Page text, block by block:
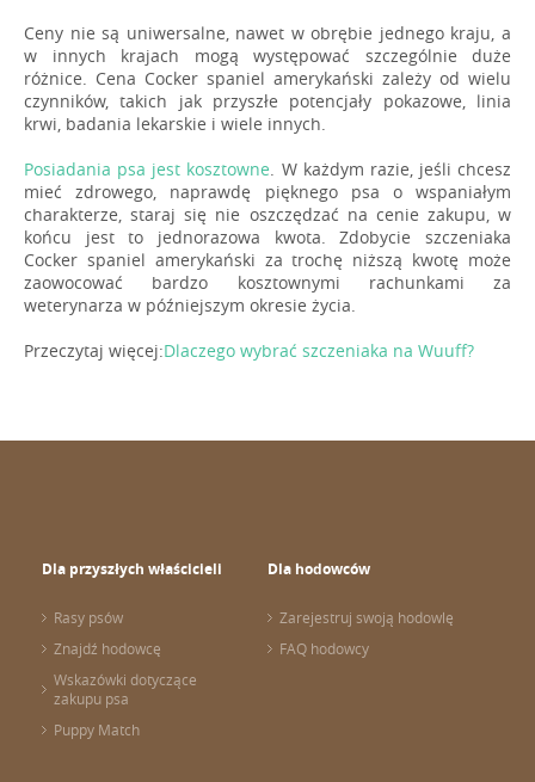
Ceny nie są uniwersalne, nawet w obrębie jednego kraju, a
w innych krajach mogą występować szczególnie duże
różnice. Cena Cocker spaniel amerykański zależy od wielu
czynników, takich jak przyszłe potencjały pokazowe, linia
krwi, badania lekarskie i wiele innych.
Posiadania psa jest kosztowne . W każdym razie, jeśli chcesz
mieć zdrowego, naprawdę pięknego psa o wspaniałym
charakterze, staraj się nie oszczędzać na cenie zakupu, w
końcu jest to jednorazowa kwota. Zdobycie szczeniaka
Cocker spaniel amerykański za trochę niższą kwotę może
zaowocować bardzo kosztownymi rachunkami za
weterynarza w późniejszym okresie życia.
Przeczytaj więcej:Dlaczego wybrać szczeniaka na Wuuff?
Dla przyszłych właścicieli
Rasy psów
Znajdź hodowcę
Wskazówki dotyczące
zakupu psa
Puppy Match
Dla hodowców
Zarejestruj swoją hodowlę
FAQ hodowcy